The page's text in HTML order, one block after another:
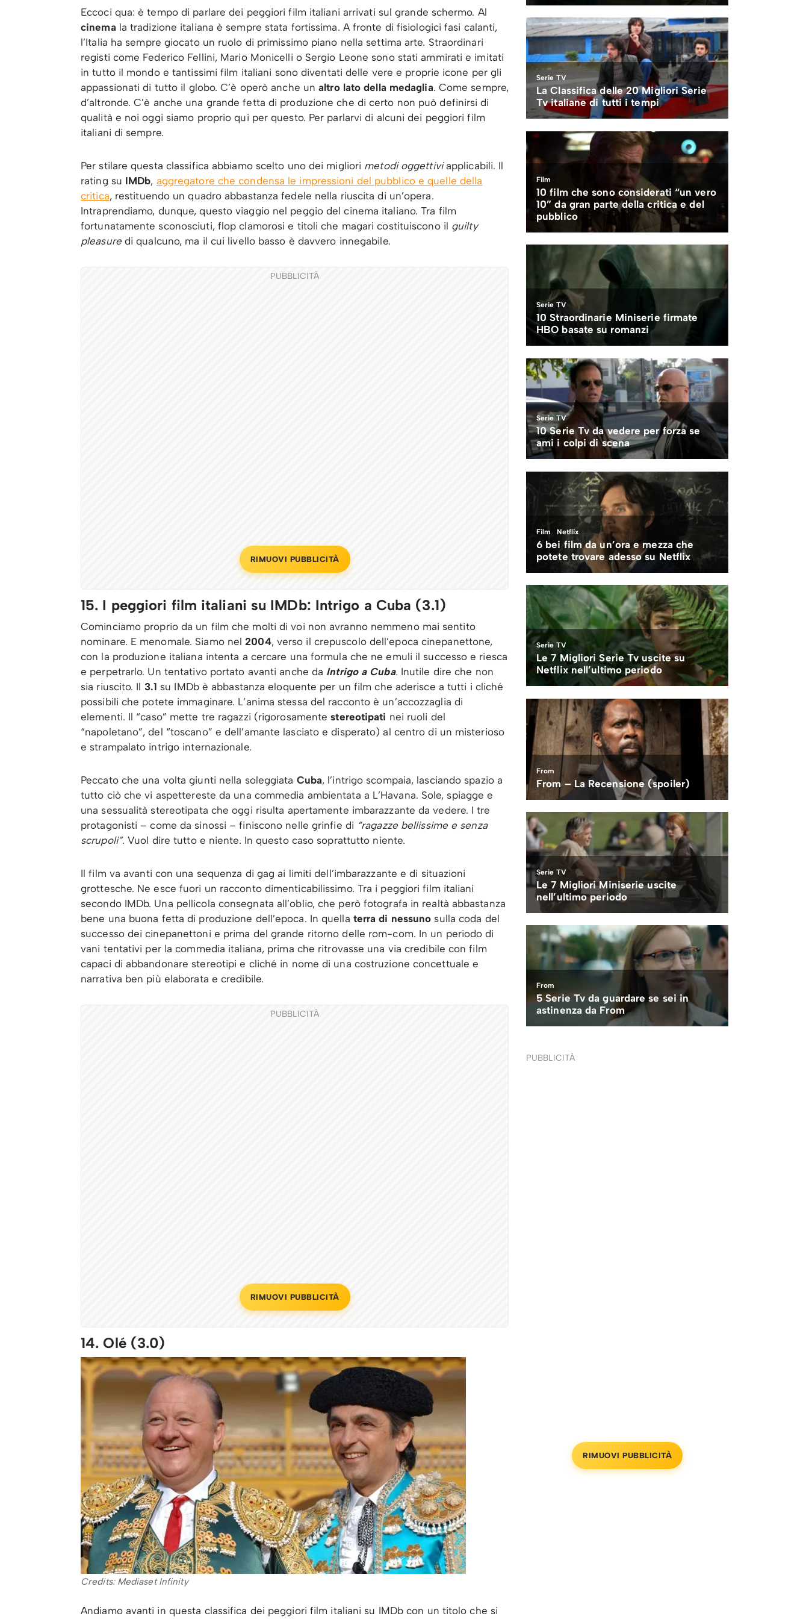
Eccoci qua: è tempo di parlare dei peggiori film italiani arrivati sul grande schermo. Al
cinema la tradizione italiana è sempre stata fortissima. A fronte di fisiologici fasi calanti,
l’Italia ha sempre giocato un ruolo di primissimo piano nella settima arte. Straordinari
registi come Federico Fellini, Mario Monicelli o Sergio Leone sono stati ammirati e imitati
in tutto il mondo e tantissimi film italiani sono diventati delle vere e proprie icone per gli
appassionati di tutto il globo. C’è operò anche unaltro lato della medaglia. Come sempre,
d’altronde. C’è anche una grande fetta di produzione che di certo non può definirsi di
qualità e noi oggi siamo proprio qui per questo. Per parlarvi di alcuni dei peggiori film
italiani di sempre.
Per stilare questa classifica abbiamo scelto uno dei migliori metodi oggettiviapplicabili. Il
rating su IMDb, aggregatore che condensa le impressioni del pubblico e quelle della
critica, restituendo un quadro abbastanza fedele nella riuscita di un’opera.
Intraprendiamo, dunque, questo viaggio nel peggio del cinema italiano. Tra film
fortunatamente sconosciuti, flop clamorosi e titoli che magari costituiscono il guilty
pleasure di qualcuno, ma il cui livello basso è davvero innegabile.
PUBBLICITÀ
RIMUOVI PUBBLICITÀ
15. I peggiori film italiani su IMDb: Intrigo a Cuba (3.1)
Cominciamo proprio da un film che molti di voi non avranno nemmeno mai sentito
nominare. E menomale. Siamo nel2004, verso il crepuscolo dell’epoca cinepanettone,
con la produzione italiana intenta a cercare una formula che ne emuli il successo e riesca
e perpetrarlo. Un tentativo portato avanti anche da Intrigo a Cuba. Inutile dire che non
sia riuscito. Il 3.1 su IMDb è abbastanza eloquente per un film che aderisce a tutti i cliché
possibili che potete immaginare. L’anima stessa del racconto è un’accozzaglia di
elementi. Il “caso” mette tre ragazzi (rigorosamentestereotipati nei ruoli del
“napoletano”, del “toscano” e dell’amante lasciato e disperato) al centro di un misterioso
e strampalato intrigo internazionale.
Peccato che una volta giunti nella soleggiata Cuba, l’intrigo scompaia, lasciando spazio a
tutto ciò che vi aspettereste da una commedia ambientata a L’Havana. Sole, spiagge e
una sessualità stereotipata che oggi risulta apertamente imbarazzante da vedere. I tre
protagonisti – come da sinossi – finiscono nelle grinfie di “ragazze bellissime e senza
scrupoli”. Vuol dire tutto e niente. In questo caso soprattutto niente.
Il film va avanti con una sequenza di gag ai limiti dell’imbarazzante e di situazioni
grottesche. Ne esce fuori un racconto dimenticabilissimo. Tra i peggiori film italiani
secondo IMDb. Una pellicola consegnata all’oblio, che però fotografa in realtà abbastanza
bene una buona fetta di produzione dell’epoca. In quella terra di nessuno sulla coda del
successo dei cinepanettoni e prima del grande ritorno delle rom-com. In un periodo di
vani tentativi per la commedia italiana, prima che ritrovasse una via credibile con film
capaci di abbandonare stereotipi e cliché in nome di una costruzione concettuale e
narrativa ben più elaborata e credibile.
PUBBLICITÀ
RIMUOVI PUBBLICITÀ
14. Olé (3.0)
Credits: Mediaset Infinity
Andiamo avanti in questa classifica dei peggiori film italiani su IMDb con un titolo che si
PUBBLICITÀ
RIMUOVI PUBBLICITÀ